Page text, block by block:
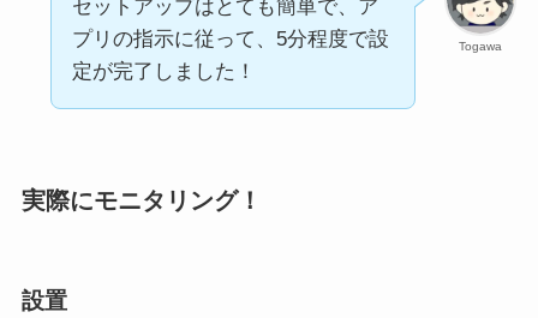
Togawa
セットアップはとても簡単で、ア
プリの指示に従って、5分程度で設
定が完了しました！
実際にモニタリング！
設置